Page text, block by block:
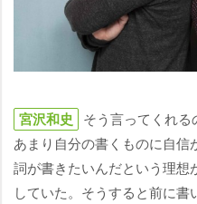
宮沢和史
そう言ってくれ
あまり自分の書くものに自
詞が書きたいんだという理想
していた。そうすると前に